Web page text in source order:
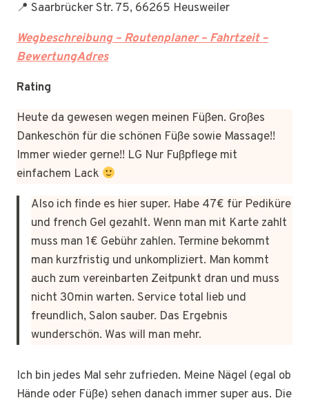
📍 Saarbrücker Str. 75, 66265 Heusweiler
Wegbeschreibung – Routenplaner – Fahrtzeit –
BewertungAdres
Rating
Heute da gewesen wegen meinen Füßen. Großes
Dankeschön für die schönen Füße sowie Massage!!
Immer wieder gerne!! LG Nur Fußpflege mit
einfachem Lack
Also ich finde es hier super. Habe 47€ für Pediküre
und french Gel gezahlt. Wenn man mit Karte zahlt
muss man 1€ Gebühr zahlen. Termine bekommt
man kurzfristig und unkompliziert. Man kommt
auch zum vereinbarten Zeitpunkt dran und muss
nicht 30min warten. Service total lieb und
freundlich, Salon sauber. Das Ergebnis
wunderschön. Was will man mehr.
Ich bin jedes Mal sehr zufrieden. Meine Nägel (egal ob
Hände oder Füße) sehen danach immer super aus. Die